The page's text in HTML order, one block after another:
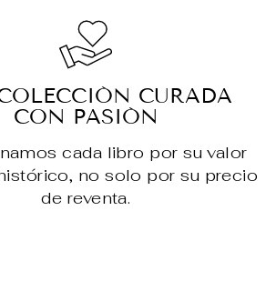
CURADA
CON PASIÓN
cada libro por su valor
no solo por su precio
de reventa.